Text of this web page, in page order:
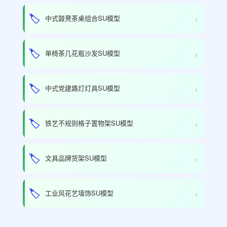
🏷️ 中式鼓凳茶桌组合SU模型 ›
🏷️ 单椅茶几花瓶沙发SU模型 ›
🏷️ 中式党建路灯灯具SU模型 ›
🏷️ 铁艺不规则格子置物架SU模型 ›
🏷️ 文具品牌货架SU模型 ›
🏷️ 工业风花艺墙饰SU模型 ›